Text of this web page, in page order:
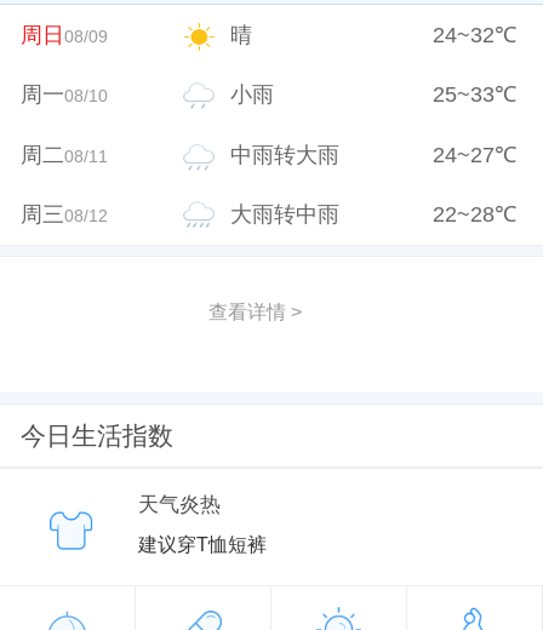
周日08/09 晴 24~32℃
周一08/10 小雨 25~33℃
周二08/11 中雨转大雨 24~27℃
周三08/12 大雨转中雨 22~28℃
查看详情 >
今日生活指数
天气炎热
建议穿T恤短裤